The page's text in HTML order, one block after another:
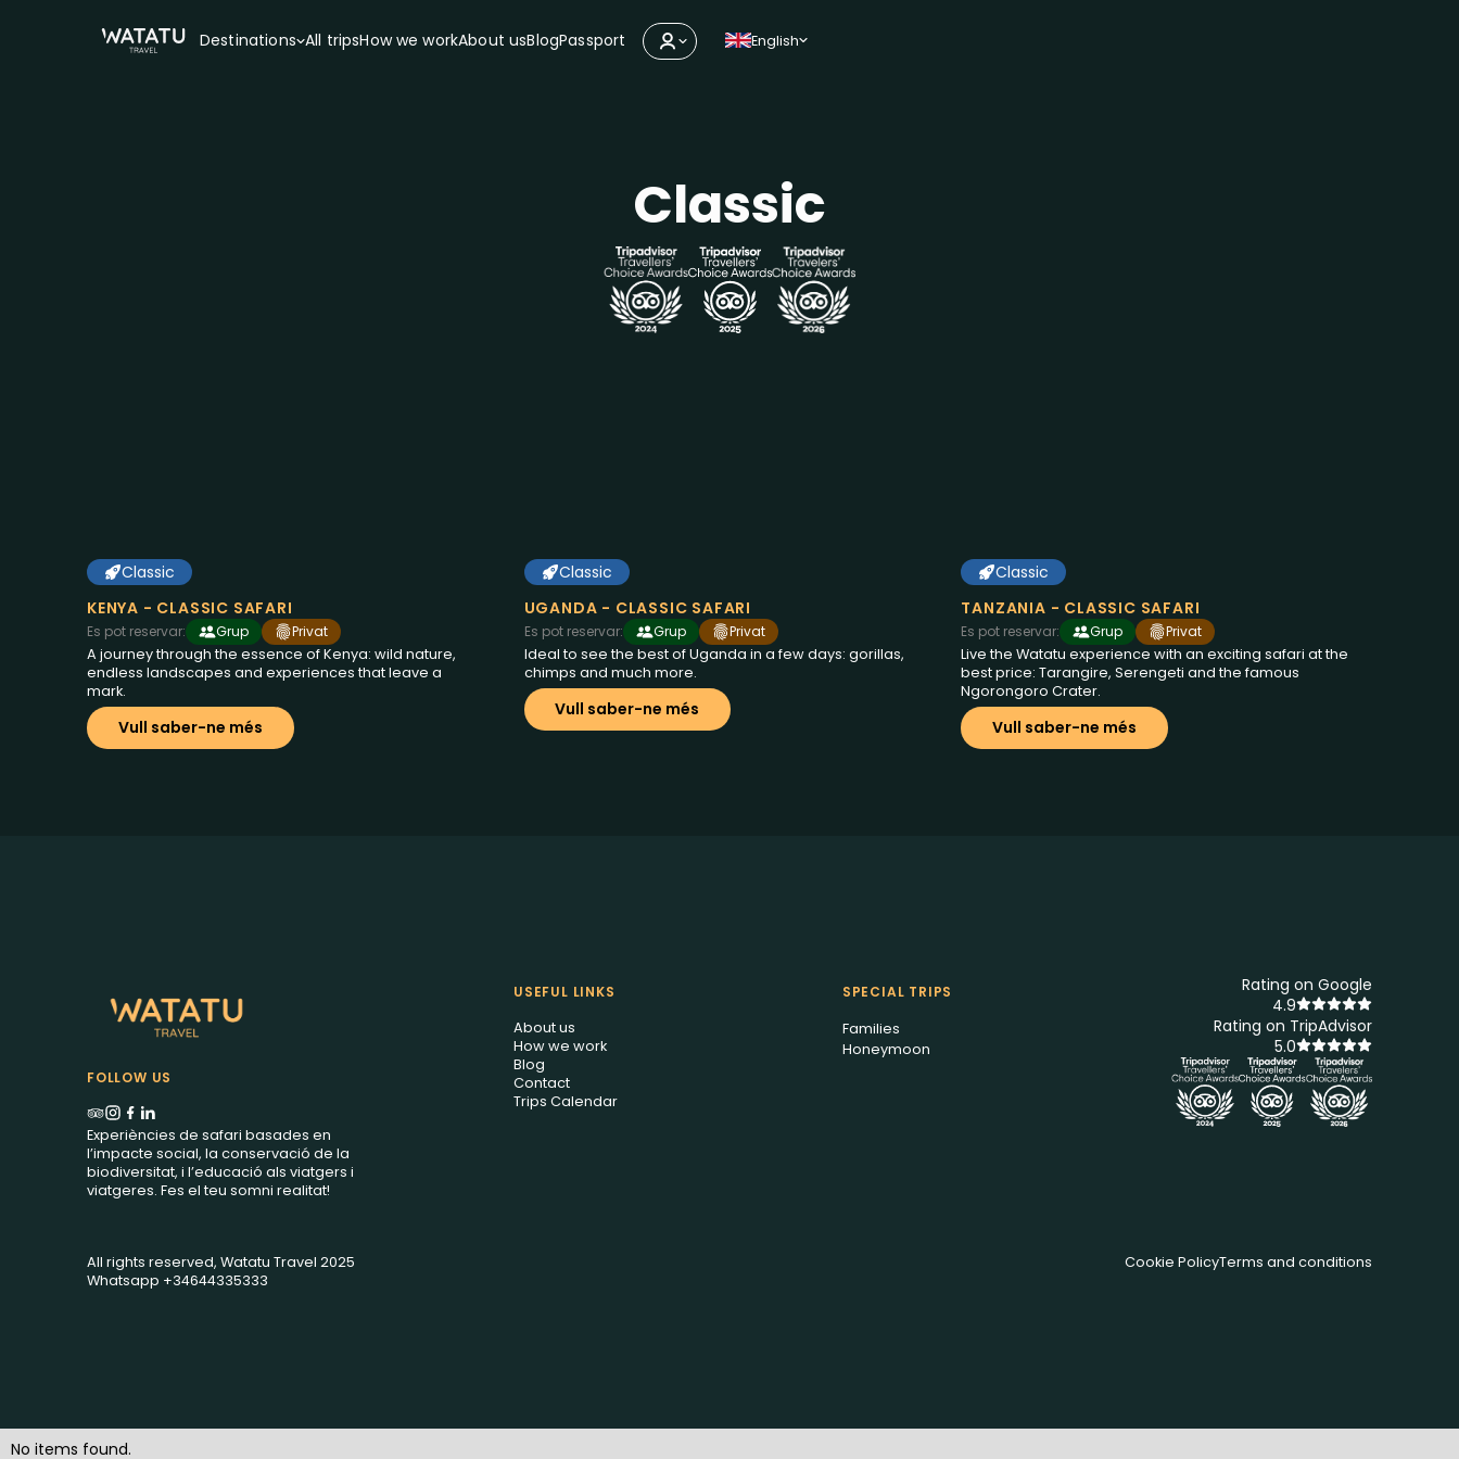
Destinations All tripsHow we workAbout usBlogPassport English
Classic
des de
€2250
6 dies a Kenya
Classic
KENYA - CLASSIC SAFARI
Es pot reservar: Grup
Privat
A journey through the essence of Kenya: wild nature,
endless landscapes and experiences that leave a
mark.
Vull saber-ne més
des de
€2995
8 dies a Uganda
Classic
UGANDA - CLASSIC SAFARI
Es pot reservar: Grup
Privat
Ideal to see the best of Uganda in a few days: gorillas,
chimps and much more.
Vull saber-ne més
des de
€2095
6 dies a Tanzania
Classic
TANZANIA - CLASSIC SAFARI
Es pot reservar: Grup
Privat
Live the Watatu experience with an exciting safari at the
best price: Tarangire, Serengeti and the famous
Ngorongoro Crater.
Vull saber-ne més
FOLLOW US
Experiències de safari basades en
l’impacte social, la conservació de la
biodiversitat, i l’educació als viatgers i
viatgeres. Fes el teu somni realitat!
USEFUL LINKS
About us
How we work
Blog
Contact
Trips Calendar
SPECIAL TRIPS
Families
Honeymoon
Rating on Google
4.9
Rating on TripAdvisor
5.0
All rights reserved, Watatu Travel 2025
Whatsapp +34644335333
Cookie PolicyTerms and conditions
No items found.